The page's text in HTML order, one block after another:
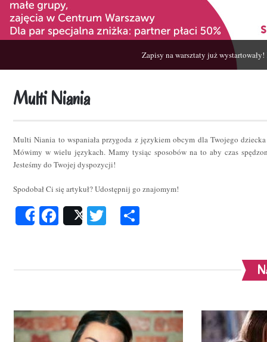
Zapisy na warsztaty już wystartowały!
Multi Niania
Multi Niania to wspaniała przygoda z językiem obcym dla Twojego
Mówimy w wielu językach. Mamy tysiąc sposobów na to aby czas
Jesteśmy do Twojej dyspozycji!
Spodobał Ci się artykuł? Udostępnij go znajomym!
ShareFacebook
Post Twitter